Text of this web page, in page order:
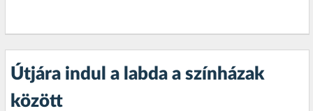
Útjára indul a labda a színházak
között